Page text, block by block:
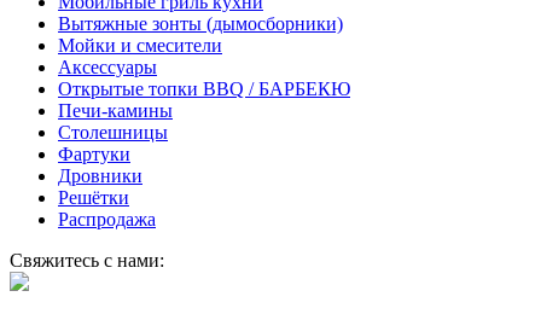
Вытяжные зонты (дымосборники)
Мойки и смесители
Аксессуары
Открытые топки BBQ / БАРБЕКЮ
Печи-камины
Столешницы
Фартуки
Дровники
Решётки
Распродажа
Свяжитесь с нами: